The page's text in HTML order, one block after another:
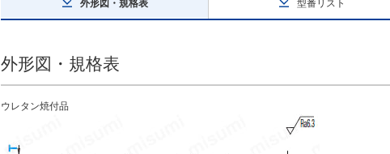
外形図・規格表 型番リスト
外形図・規格表
ウレタン焼付品